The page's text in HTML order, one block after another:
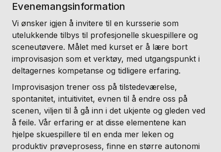
Evenemangsinformation
Vi ønsker igjen å invitere til en kursserie som
utelukkende tilbys til profesjonelle skuespillere og
sceneutøvere. Målet med kurset er å lære bort
improvisasjon som et verktøy, med utgangspunkt i
deltagernes kompetanse og tidligere erfaring.
Improvisasjon trener oss på tilstedeværelse,
spontanitet, intuitivitet, evnen til å endre oss på
scenen, viljen til å gå inn i det ukjente og gleden ved
å feile. Vår erfaring er at disse elementene kan
hjelpe skuespillere til en enda mer leken og
produktiv prøveprosess, finne en større autonomi